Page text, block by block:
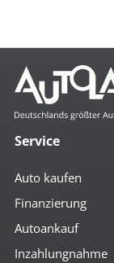
Service
Auto kaufen
Finanzierung
Autoankauf
Inzahlungnahme